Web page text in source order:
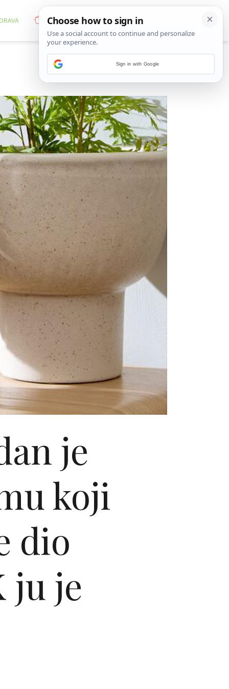
je
koji
dio
ju je
Sign in with Google